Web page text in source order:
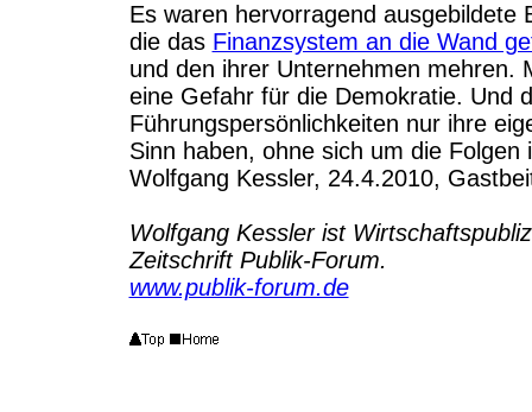
Es waren hervorragend ausgebildete
die das Finanzsystem an die Wand
und den ihrer Unternehmen mehren.
eine Gefahr für die Demokratie. Und
Führungspersönlichkeiten nur ihre
Sinn haben, ohne sich um die
Wolfgang Kessler, 24.4.2010,
Wolfgang Kessler ist
Zeitschrift Publik-Forum.
www.publik-forum.de